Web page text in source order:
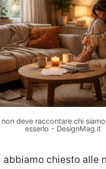
non deve raccontare chi
esserlo - DesignMag.it
abbiamo chiesto alle